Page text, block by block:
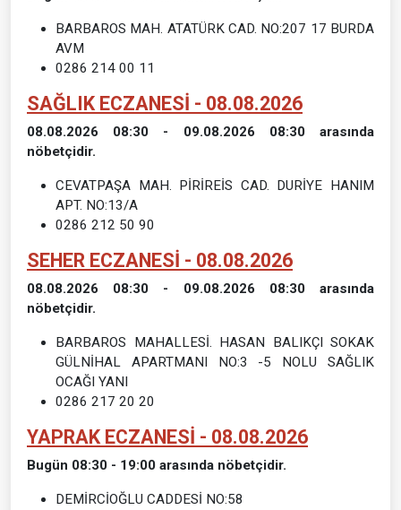
BARBAROS MAH. ATATÜRK CAD. NO:207 17 BURDA
AVM
0286 214 00 11
SAĞLIK ECZANESİ - 08.08.2026
08.08.2026 08:30 - 09.08.2026 08:30 arasında
nöbetçidir.
CEVATPAŞA MAH. PİRİREİS CAD. DURİYE HANIM
APT. NO:13/A
0286 212 50 90
SEHER ECZANESİ - 08.08.2026
08.08.2026 08:30 - 09.08.2026 08:30 arasında
nöbetçidir.
BARBAROS MAHALLESİ. HASAN BALIKÇI SOKAK
GÜLNİHAL APARTMANI NO:3 -5 NOLU SAĞLIK
OCAĞI YANI
0286 217 20 20
YAPRAK ECZANESİ - 08.08.2026
Bugün 08:30 - 19:00 arasında nöbetçidir.
DEMİRCİOĞLU CADDESİ NO:58